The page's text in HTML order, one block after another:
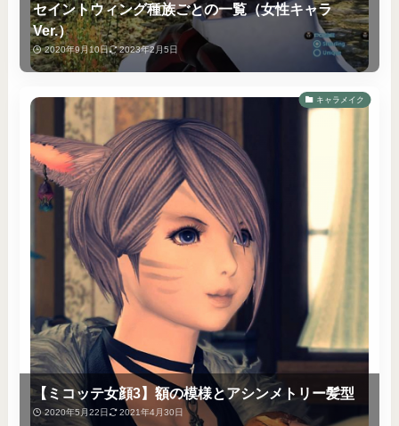
セイントウィング種族ごとの一覧（女性キャラ
Ver.）
2020年9月10日 2023年2月5日
キャラメイク
【ミコッテ女顔3】額の模様とアシンメトリー髪型
2020年5月22日 2021年4月30日